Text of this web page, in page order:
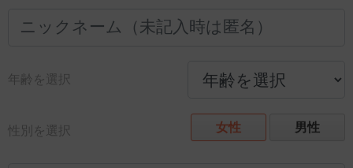
年齢を選択
性別を選択 女性 男性